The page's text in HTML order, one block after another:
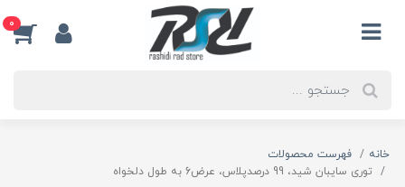
0
خانه
فهرست محصولات
توری سایبان شید، 99 درصدپلاس، عرض6 به طول دلخواه